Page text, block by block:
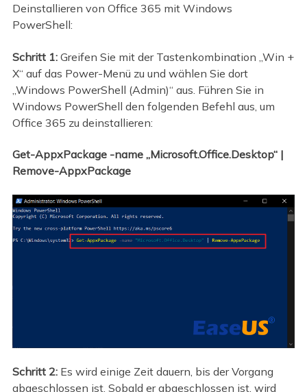
Deinstallieren von Office 365 mit Windows
PowerShell:
Schritt 1:Greifen Sie mit der Tastenkombination „Win +
X“ auf das Power-Menü zu und wählen Sie dort
„Windows PowerShell (Admin)“ aus. Führen Sie in
Windows PowerShell den folgenden Befehl aus, um
Office 365 zu deinstallieren:
Get-AppxPackage -name „Microsoft.Office.Desktop“ |
Remove-AppxPackage
Schritt 2:Es wird einige Zeit dauern, bis der Vorgang
abgeschlossen ist. Sobald er abgeschlossen ist, wird